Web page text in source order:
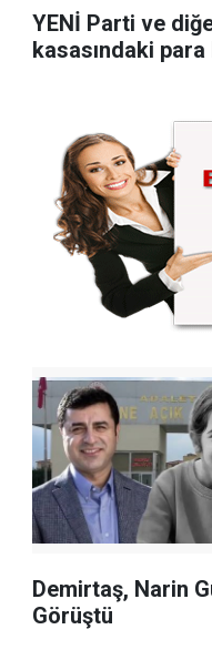
YENİ Parti ve
kasasındaki
Demirtaş, Narin
Görüştü